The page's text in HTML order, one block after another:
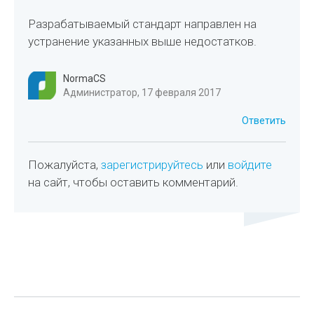
Разрабатываемый стандарт направлен на
устранение указанных выше недостатков.
NormaCS
Администратор, 17 февраля 2017
Ответить
Пожалуйста,зарегистрируйтесь или войдите
на сайт, чтобы оставить комментарий.